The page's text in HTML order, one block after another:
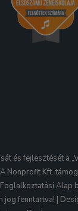
és fejlesztését a
Nonprofit Kft.
Alap
jog fenntartva! |